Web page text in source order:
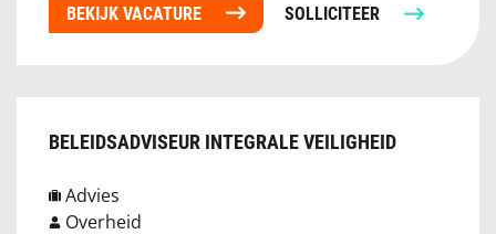
BEKIJK VACATURE SOLLICITEER
BELEIDSADVISEUR INTEGRALE VEILIGHEID
Advies
Overheid